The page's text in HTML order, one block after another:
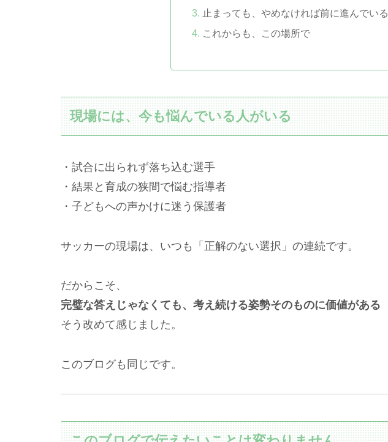
止まっても、やめなければ前に進んでいる
これからも、この場所で
現場には、今も悩んでいる人がいる
・試合に出られず落ち込む選手
・結果と育成の狭間で悩む指導者
・子どもへの声かけに迷う保護者
サッカーの現場は、いつも「正解のない選択」の連続です。
だからこそ、
完璧な答えじゃなくても、考え続ける姿勢そのものに価値がある
そう改めて感じました。
このブログも同じです。